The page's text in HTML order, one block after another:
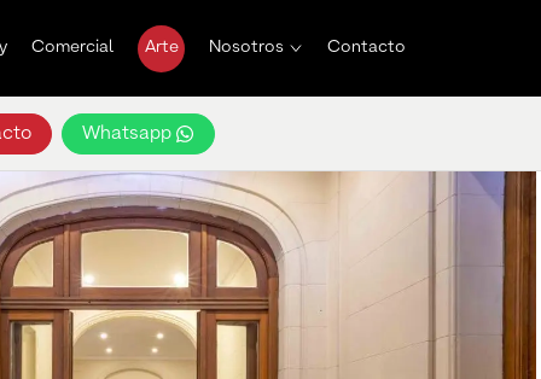
Comercial Arte Nosotros Contacto
Whatsapp